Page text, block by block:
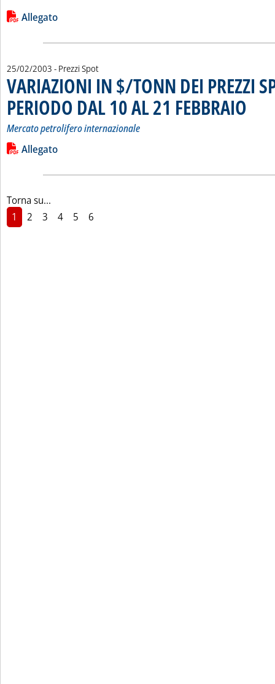
Leggi tutta la notizia: 'I “PREZZI CONSIGLIATI” DEI
Lista allegati PDF alla notizia
Allegato
25/02/2003 - Prezzi Spot
VARIAZIONI IN $/TONN DEI PREZZI
PERIODO DAL 10 AL 21 FEBBRAIO
Mercato petrolifero internazionale
Leggi tutta la notizia: 'VARIAZIONI IN $/TONN DEI PREZZI
Lista allegati PDF alla notizia
Allegato
Torna su...
1
2 3 4 5 6